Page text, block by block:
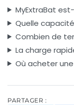
MyExtraBat
Quelle
Combien de
La charge
Où acheter
PARTAGER :